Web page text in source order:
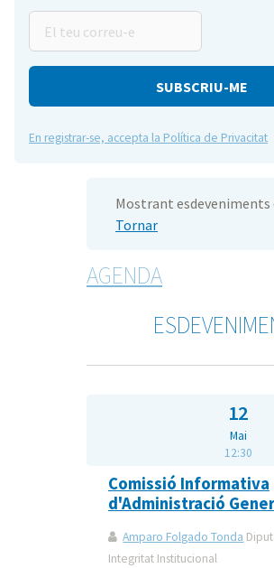
teu
correu-
En registrar-se, accepta la Política de Privacitat
Mostrant esdeveniments
Tornar
AGENDA
12
Mai
12:30
Comissió Informativa
d'Administració
Amparo Folgado Tonda
Integritat Institucional